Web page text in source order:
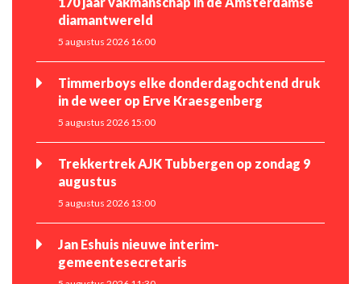
diamantwereld
5 augustus 2026 16:00
Timmerboys elke donderdagochtend druk
in de weer op Erve Kraesgenberg
5 augustus 2026 15:00
Trekkertrek AJK Tubbergen op zondag 9
augustus
5 augustus 2026 13:00
Jan Eshuis nieuwe interim-
gemeentesecretaris